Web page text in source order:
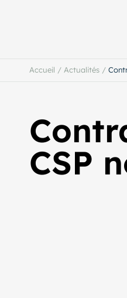
Accueil / Actualités /
CSP